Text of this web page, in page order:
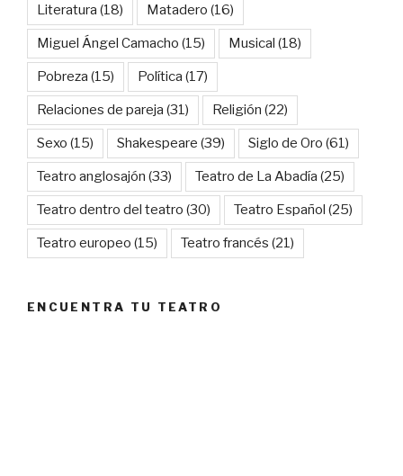
Literatura (18) Matadero (16)
Miguel Ángel Camacho (15) Musical (18)
Pobreza (15) Política (17)
Relaciones de pareja (31) Religión (22)
Sexo (15) Shakespeare (39) Siglo de Oro (61)
Teatro anglosajón (33) Teatro de La Abadía (25)
Teatro dentro del teatro (30) Teatro Español (25)
Teatro europeo (15) Teatro francés (21)
ENCUENTRA TU TEATRO